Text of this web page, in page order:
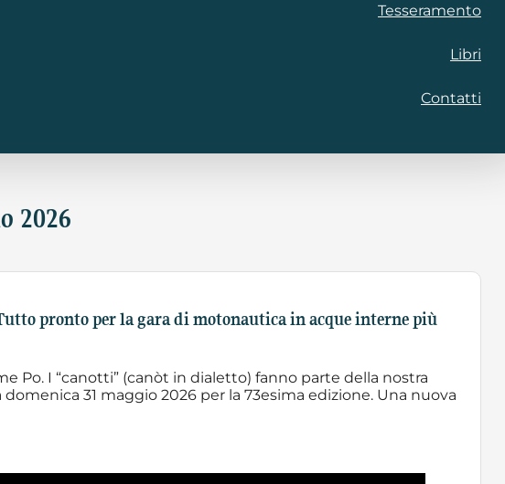
Tesseramento
Libri
Contatti
2026
pronto per la gara di motonautica in acque interne più
Po. I “canotti” (canòt in dialetto) fanno parte della nostra
31 maggio 2026 per la 73esima edizione. Una nuova